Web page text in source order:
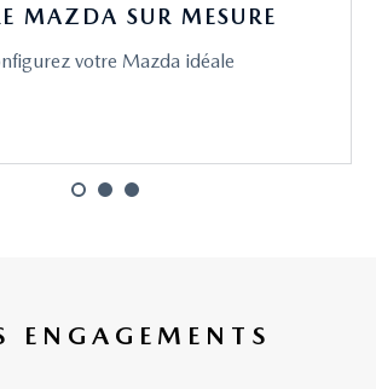
MAZDA SUR MESURE
votre Mazda idéale
ENGAGEMENTS